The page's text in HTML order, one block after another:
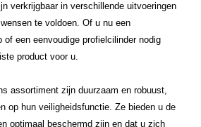
verkrijgbaar in verschillende uitvoeringen
te voldoen. Of u nu een
of een eenvoudige profielcilinder nodig
product voor u.
assortiment zijn duurzaam en robuust,
op hun veiligheidsfunctie. Ze bieden u de
optimaal beschermd zijn en dat u zich